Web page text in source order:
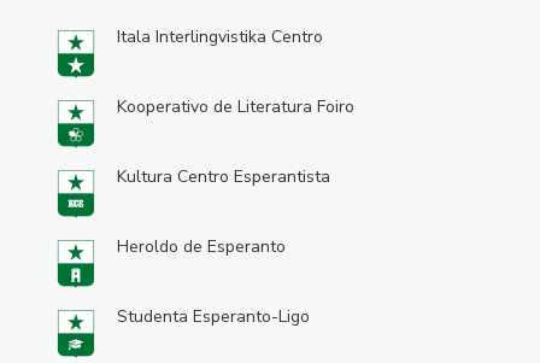
Itala Interlingvistika Centro
Kooperativo de Literatura Foiro
Kultura Centro Esperantista
Heroldo de Esperanto
Studenta Esperanto-Ligo